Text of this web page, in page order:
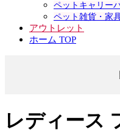
ペットキャリー
ペット雑貨・家
アウトレット
ホーム TOP
レディース